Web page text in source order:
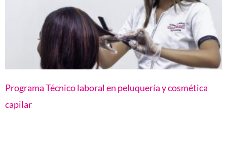
Programa Técnico laboral en peluquería y cosmética
capilar